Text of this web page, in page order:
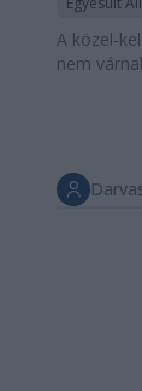
A közel-
nem